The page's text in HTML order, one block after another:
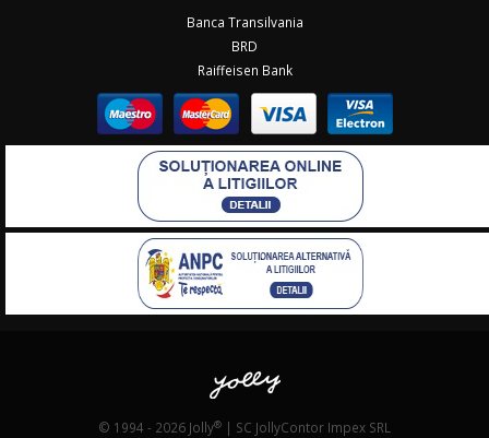
Banca Transilvania
BRD
Raiffeisen Bank
© 1994 - 2026 Jolly® | SC JollyContor Impex SRL